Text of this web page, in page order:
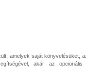
amelyek saját könyvelésüket,
akár az opcionális